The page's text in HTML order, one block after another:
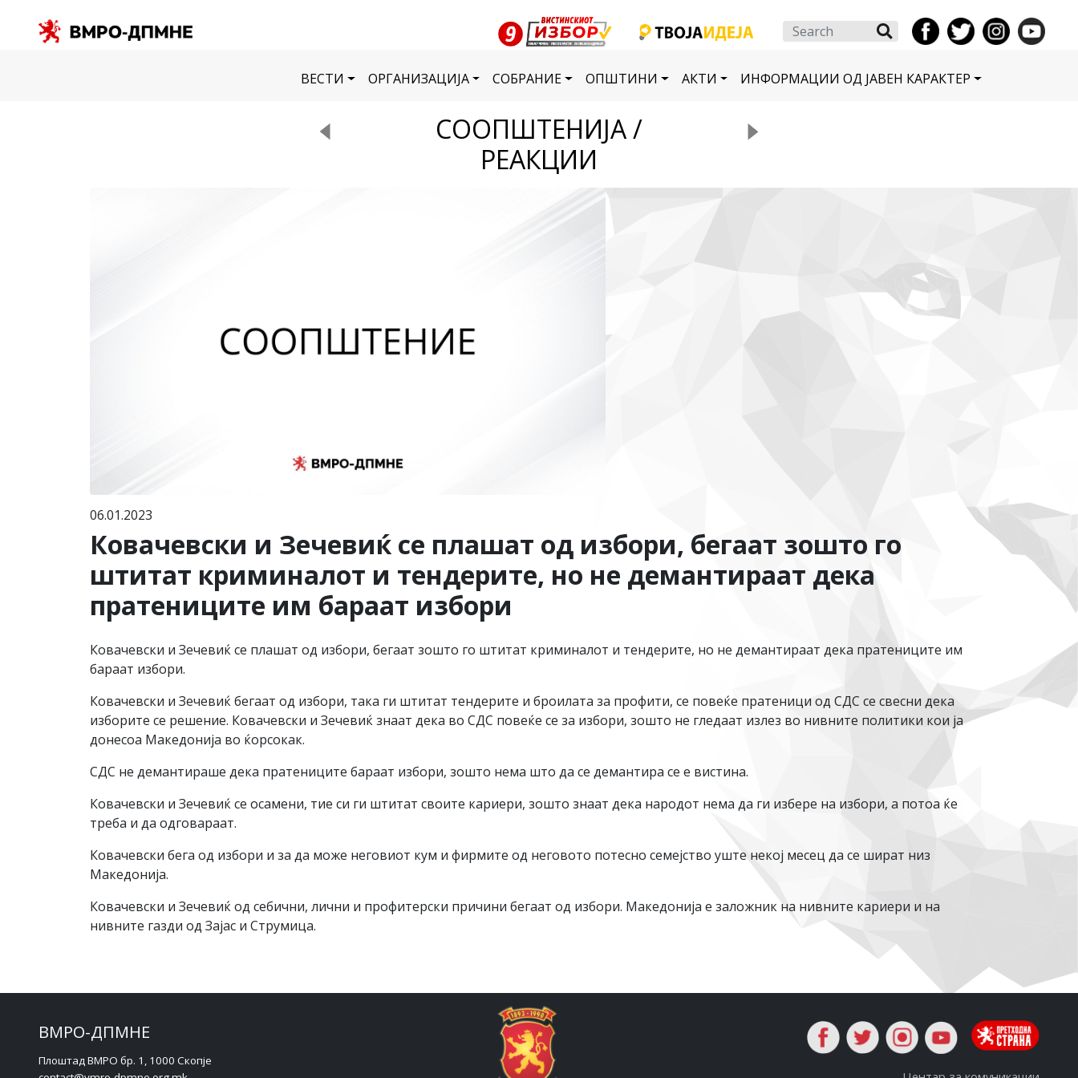
Search
ВЕСТИ ОРГАНИЗАЦИЈА СОБРАНИЕ ОПШТИНИ АКТИ ИНФОРМАЦИИ ОД ЈАВЕН КАРАКТЕР
СООПШТЕНИЈА /
РЕАКЦИИ
06.01.2023
Ковачевски и Зечевиќ се плашат од избори, бегаат зошто го
штитат криминалот и тендерите, но не демантираат дека
пратениците им бараат избори
Ковачевски и Зечевиќ се плашат од избори, бегаат зошто го штитат криминалот и тендерите, но не демантираат дека пратениците им
бараат избори.
Ковачевски и Зечевиќ бегаат од избори, така ги штитат тендерите и броилата за профити, се повеќе пратеници од СДС се свесни дека
изборите се решение. Ковачевски и Зечевиќ знаат дека во СДС повеќе се за избори, зошто не гледаат излез во нивните политики кои ја
донесоа Македонија во ќорсокак.
СДС не демантираше дека пратениците бараат избори, зошто нема што да се демантира се е вистина.
Ковачевски и Зечевиќ се осамени, тие си ги штитат своите кариери, зошто знаат дека народот нема да ги избере на избори, а потоа ќе
треба и да одговараат.
Ковачевски бега од избори и за да може неговиот кум и фирмите од неговото потесно семејство уште некој месец да се шират низ
Македонија.
Ковачевски и Зечевиќ од себични, лични и профитерски причини бегаат од избори. Македонија е заложник на нивните кариери и на
нивните газди од Зајас и Струмица.
ВМРО-ДПМНЕ
Плоштад ВМРО бр. 1, 1000 Скопје